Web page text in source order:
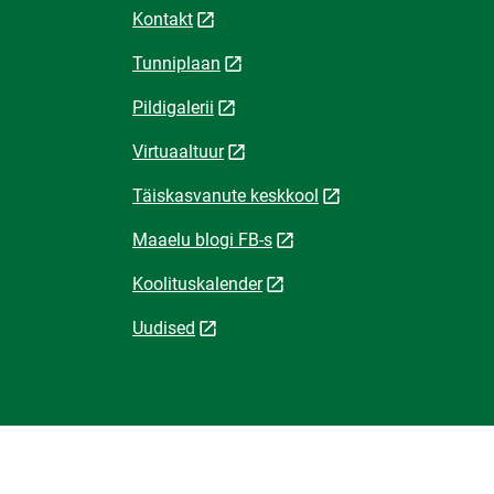
Kontakt
Tunniplaan
Pildigalerii
Virtuaaltuur
Täiskasvanute keskkool
Maaelu blogi FB-s
Koolituskalender
Uudised